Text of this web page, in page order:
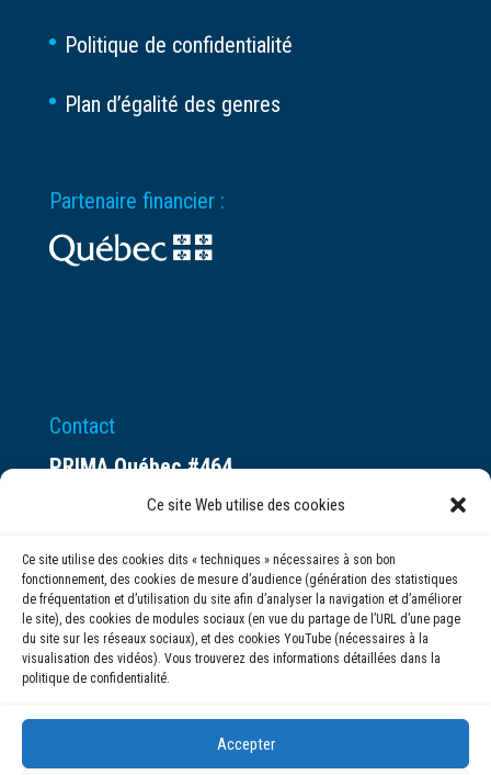
Ce site Web utilise des cookies
Ce site utilise des cookies dits « techniques » nécessaires à son bon
fonctionnement, des cookies de mesure d’audience (génération des statistiques
de fréquentation et d’utilisation du site afin d’analyser la navigation et d’améliorer
le site), des cookies de modules sociaux (en vue du partage de l’URL d’une page
du site sur les réseaux sociaux), et des cookies YouTube (nécessaires à la
visualisation des vidéos). Vous trouverez des informations détaillées dans la
politique de confidentialité.
Accepter
Politique de confidentialité
Plan d’égalité des genres
Partenaire financier :
Contact
PRIMA Québec #464
Espace ax.c
Montréal (QC) H3C 0B4
(514) 284-0211